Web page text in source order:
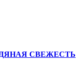
СВЕЖЕСТЬ